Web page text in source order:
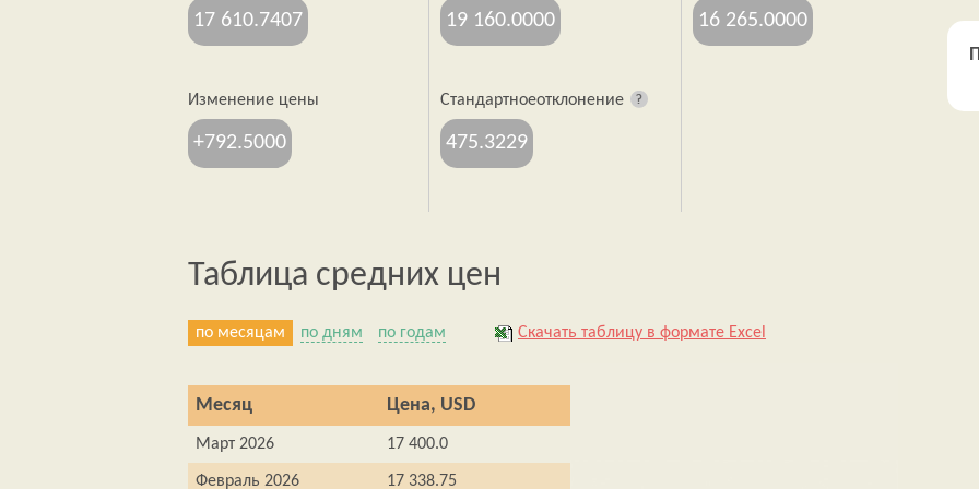
17 610.7407 19 160.0000 16 265.0000
Изменение цены
+792.5000
Стандартноеотклонение
475.3229
Таблица средних цен
по месяцам по дням по годам Скачать таблицу в формате Excel
Месяц Цена, USD
Март 2026 17 400.0
Февраль 2026 17 338.75